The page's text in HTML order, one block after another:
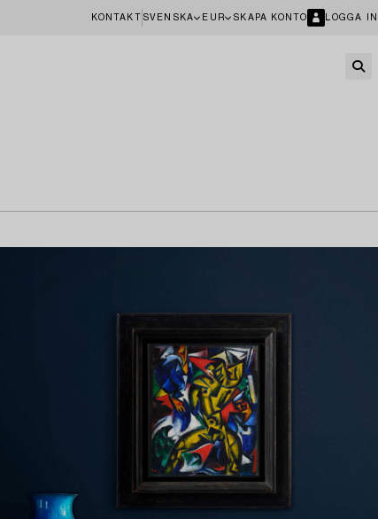
KONTAKT SVENSKA EUR SKAPA KONTO LOGGA IN